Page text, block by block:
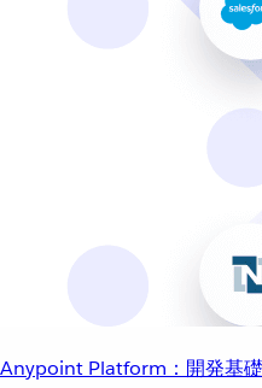
Anypoint Platform：開発基